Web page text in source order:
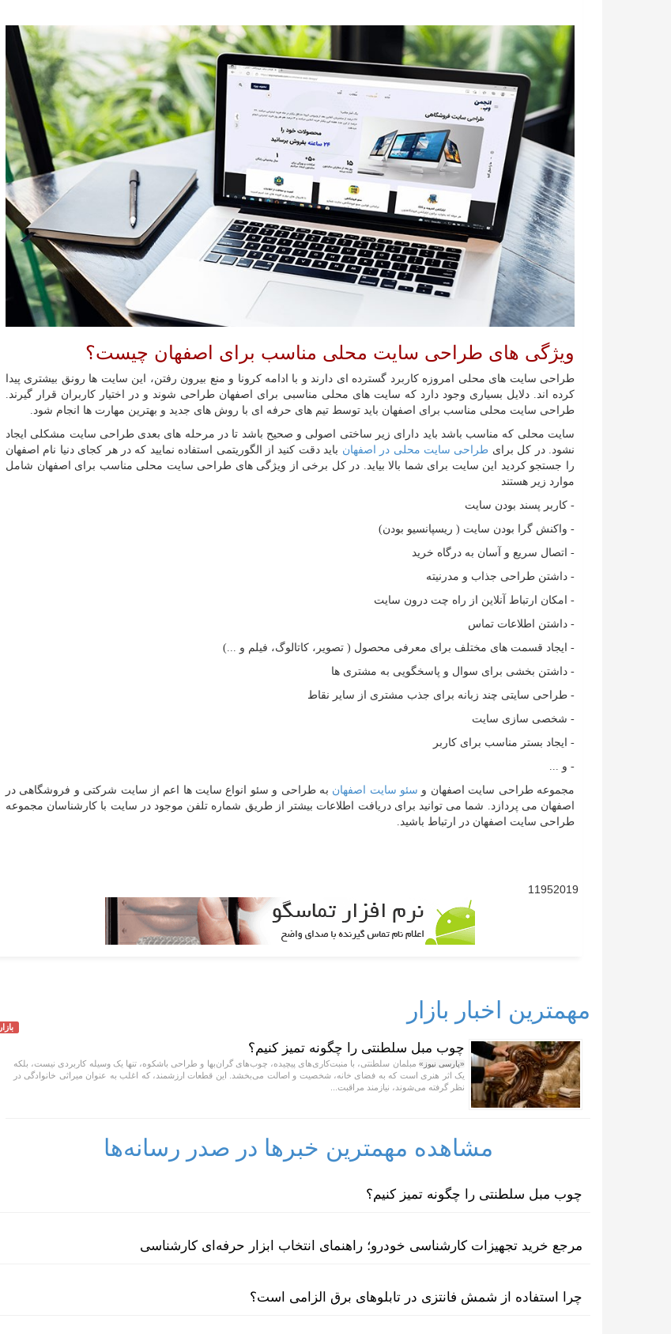
ویژگی های طراحی سایت محلی مناسب برای اصفهان چیست؟
طراحی سایت های محلی امروزه کاربرد گسترده ای دارند و با ادامه کرونا و منع بیرون رفتن، این سایت ها رونق بیشتری پیدا
کرده اند. دلایل بسیاری وجود دارد که سایت های محلی مناسبی برای اصفهان طراحی شوند و در اختیار کاربران قرار گیرند.
طراحی سایت محلی مناسب برای اصفهان باید توسط تیم های حرفه ای با روش های جدید و بهترین مهارت ها انجام شود.
سایت محلی که مناسب باشد باید دارای زیر ساختی اصولی و صحیح باشد تا در مرحله های بعدی طراحی سایت مشکلی ایجاد
نشود. در کل برای طراحی سایت محلی در اصفهان باید دقت کنید از الگوریتمی استفاده نمایید که در هر کجای دنیا نام اصفهان
را جستجو کردید این سایت برای شما بالا بیاید. در کل برخی از ویژگی های طراحی سایت محلی مناسب برای اصفهان شامل
موارد زیر هستند
- کاربر پسند بودن سایت
- واکنش گرا بودن سایت ( ریسپانسیو بودن)
- اتصال سریع و آسان به درگاه خرید
- داشتن طراحی جذاب و مدرنیته
- امکان ارتباط آنلاین از راه چت درون سایت
- داشتن اطلاعات تماس
- ایجاد قسمت های مختلف برای معرفی محصول ( تصویر، کاتالوگ، فیلم و ...)
- داشتن بخشی برای سوال و پاسخگویی به مشتری ها
- طراحی سایتی چند زبانه برای جذب مشتری از سایر نقاط
- شخصی سازی سایت
- ایجاد بستر مناسب برای کاربر
- و ...
مجموعه طراحی سایت اصفهان و سئو سایت اصفهان به طراحی و سئو انواع سایت ها اعم از سایت شرکتی و فروشگاهی در
اصفهان می پردازد. شما می توانید برای دریافت اطلاعات بیشتر از طریق شماره تلفن موجود در سایت با کارشناسان مجموعه
طراحی سایت اصفهان در ارتباط باشید.
11952019
مهمترین اخبار بازار
بازار
چوب مبل سلطنتی را چگونه تمیز کنیم؟
«پارسی نیوز» مبلمان سلطنتی، با منبت‌کاری‌های پیچیده، چوب‌های گران‌بها و طراحی باشکوه، تنها یک وسیله کاربردی نیست، بلکه
یک اثر هنری است که به فضای خانه، شخصیت و اصالت می‌بخشد. این قطعات ارزشمند، که اغلب به عنوان میراثی خانوادگی در
نظر گرفته می‌شوند، نیازمند مراقبت...
مشاهده مهمترین خبرها در صدر رسانه‌ها
چوب مبل سلطنتی را چگونه تمیز کنیم؟
مرجع خرید تجهیزات کارشناسی خودرو؛ راهنمای انتخاب ابزار حرفه‌ای کارشناسی
چرا استفاده از شمش فانتزی در تابلوهای برق الزامی است؟